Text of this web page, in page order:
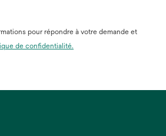
pour répondre à votre demande et
de confidentialité.